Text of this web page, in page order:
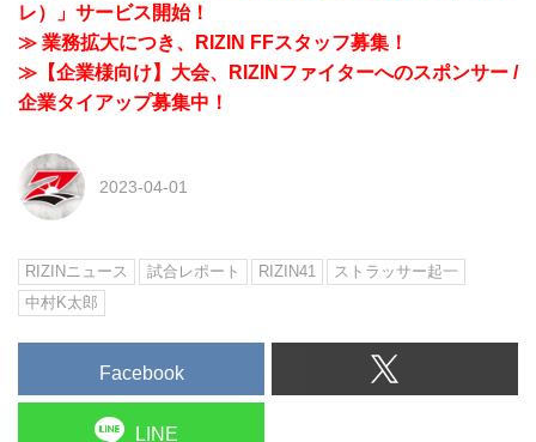
レ）」サービス開始！
≫ 業務拡大につき、RIZIN FFスタッフ募集！
≫【企業様向け】大会、RIZINファイターへのスポンサー /
企業タイアップ募集中！
2023-04-01
RIZINニュース 試合レポート RIZIN41
ストラッサー起一
中村K太郎
Facebook
LINE